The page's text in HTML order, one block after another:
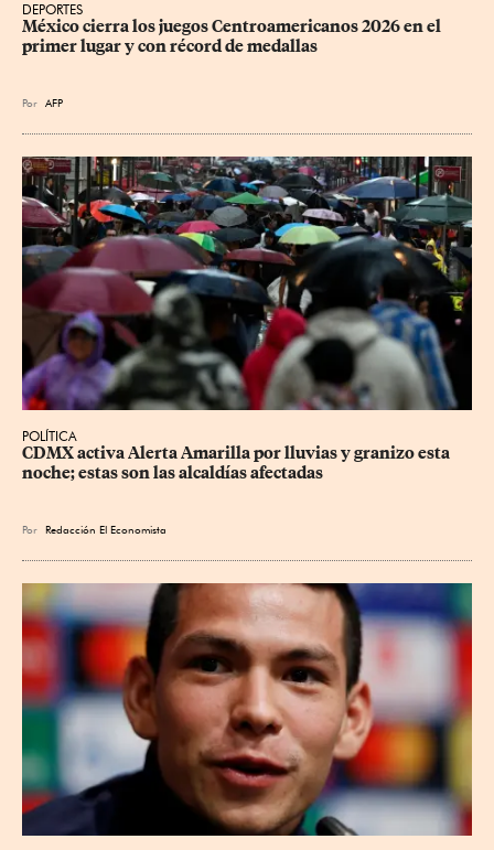
DEPORTES
México cierra los juegos Centroamericanos 2026 en el
primer lugar y con récord de medallas
Por AFP
POLÍTICA
CDMX activa Alerta Amarilla por lluvias y granizo esta
noche; estas son las alcaldías afectadas
Por Redacción El Economista